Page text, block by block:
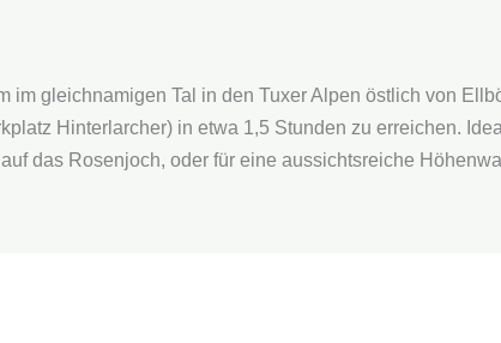
im gleichnamigen Tal in den Tuxer Alpen östlich von
Hinterlarcher) in etwa 1,5 Stunden zu erreichen.
das Rosenjoch, oder für eine aussichtsreiche